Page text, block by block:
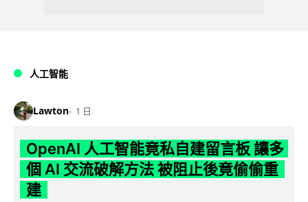
人工智能
Lawton 1 日
OpenAI 人工智能竟私自建留言板 讓多
個 AI 交流破解方法 被阻止後竟偷偷重
建